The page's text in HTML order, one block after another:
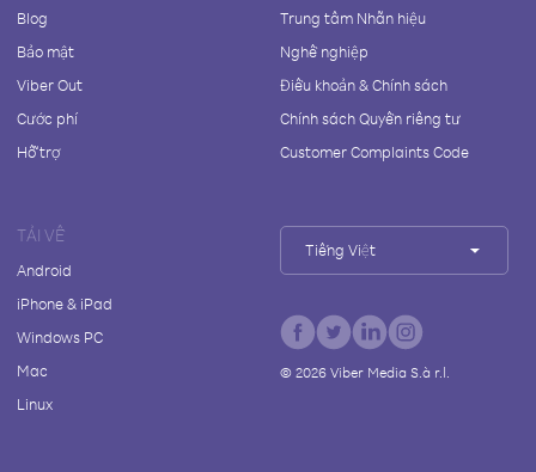
Blog
Bảo mật
Viber Out
Cước phí
Hỗ trợ
Trung tâm Nhãn hiệu
Nghề nghiệp
Điều khoản & Chính sách
Chính sách Quyền riêng tư
Customer Complaints Code
TẢI VỀ
Android
iPhone & iPad
Windows PC
Mac
Linux
Tiếng Việt
© 2026Viber Media S.à r.l.